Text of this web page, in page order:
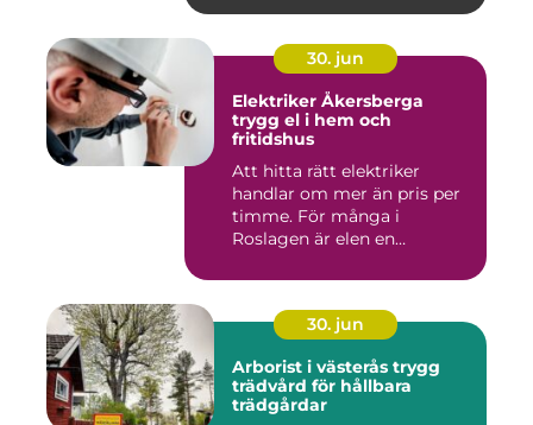
30. jun
Elektriker Åkersberga
trygg el i hem och
fritidshus
Att hitta rätt elektriker
handlar om mer än pris per
timme. För många i
Roslagen är elen en
30. jun
Arborist i västerås trygg
trädvård för hållbara
trädgårdar